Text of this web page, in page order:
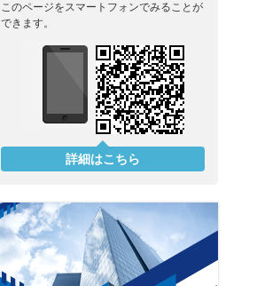
このページをスマートフォンでみることが
できます。
詳細はこちら